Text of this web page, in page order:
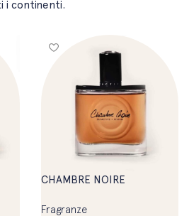
i continenti.
CHAMBRE NOIRE
Fragranze